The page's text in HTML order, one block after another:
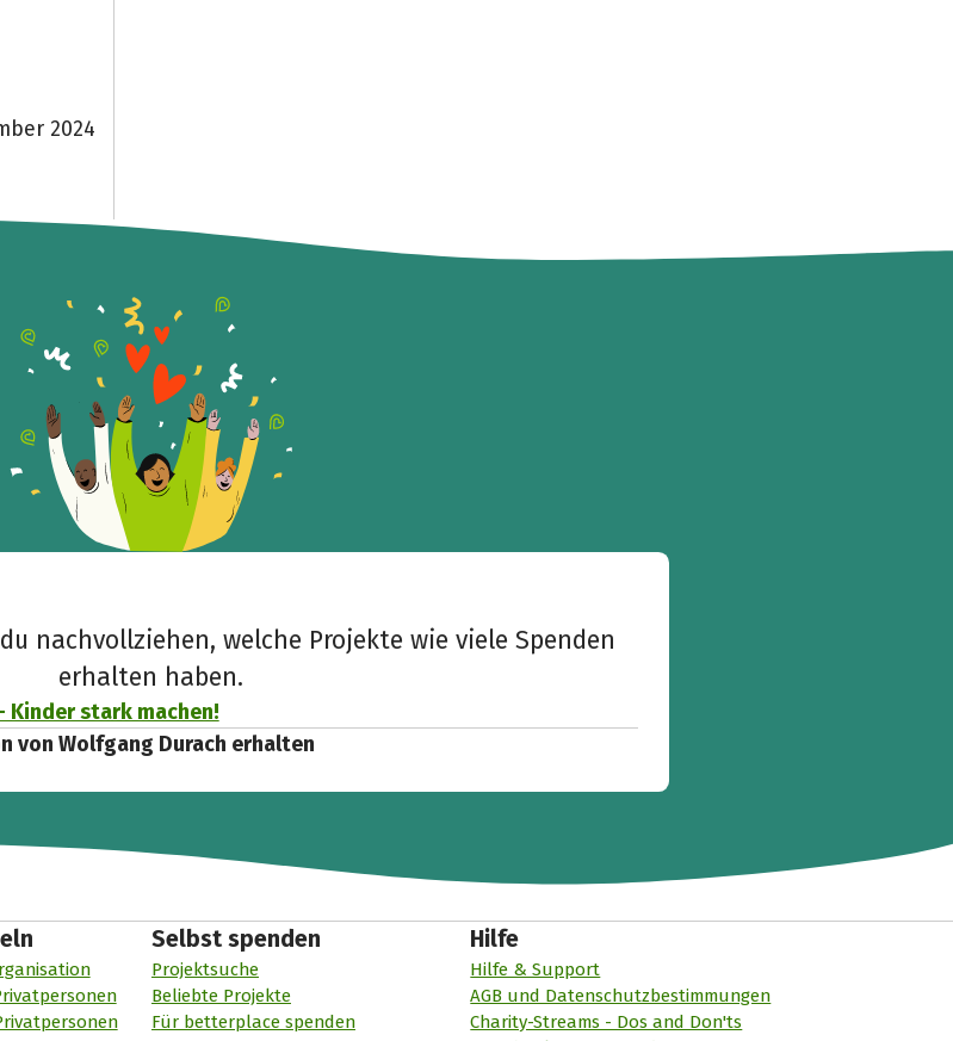
2024
nachvollziehen, welche Projekte wie viele Spenden
erhalten haben.
stark machen!
von Wolfgang Durach erhalten
Selbst spenden
Projektsuche
Beliebte Projekte
Für betterplace spenden
Hilfe
Hilfe & Support
AGB und Datenschutzbestimmungen
Charity-Streams - Dos and Don'ts